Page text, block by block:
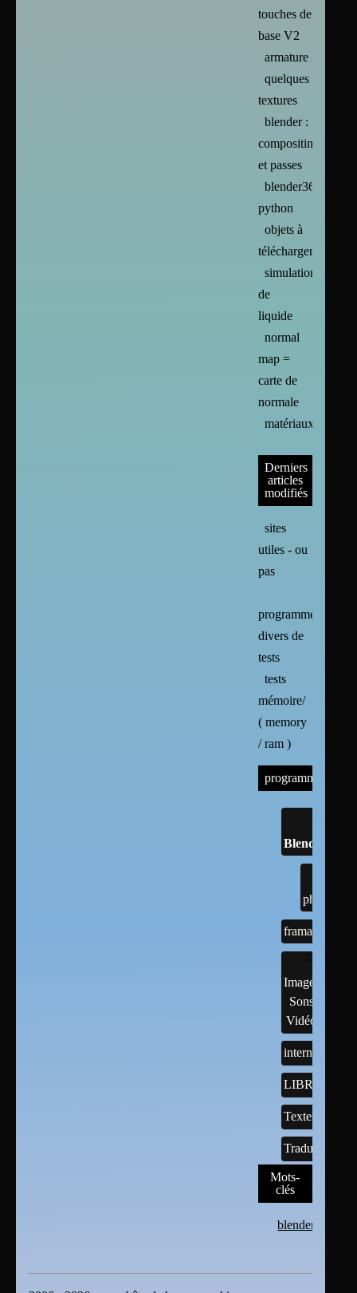
touches de
base V2
armature
quelques
textures
blender :
compositing
et passes
blender365
python
objets à
télécharger
simulation
de
liquide
normal
map =
carte de
normale
matériaux
Derniers
articles
modifiés
sites
utiles - ou
pas
programmes
divers de
tests
tests
mémoire/
( memory
/ ram )
programmes
Blender
framasoft
Images,
Sons,
Vidéos
internet
Textes
Traductions
Mots-
clés
blender